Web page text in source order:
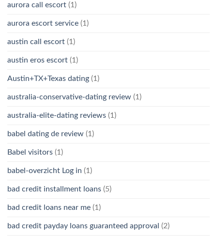
aurora call escort (1)
aurora escort service (1)
austin call escort (1)
austin eros escort (1)
Austin+TX+Texas dating (1)
australia-conservative-dating review (1)
australia-elite-dating reviews (1)
babel dating de review (1)
Babel visitors (1)
babel-overzicht Log in (1)
bad credit installment loans (5)
bad credit loans near me (1)
bad credit payday loans guaranteed approval (2)